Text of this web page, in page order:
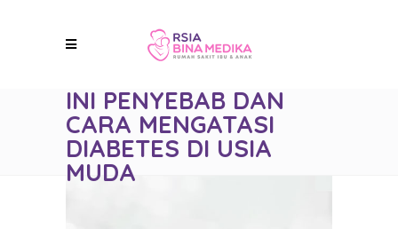
INI PENYEBAB DAN
CARA MENGATASI
DIABETES DI USIA
MUDA